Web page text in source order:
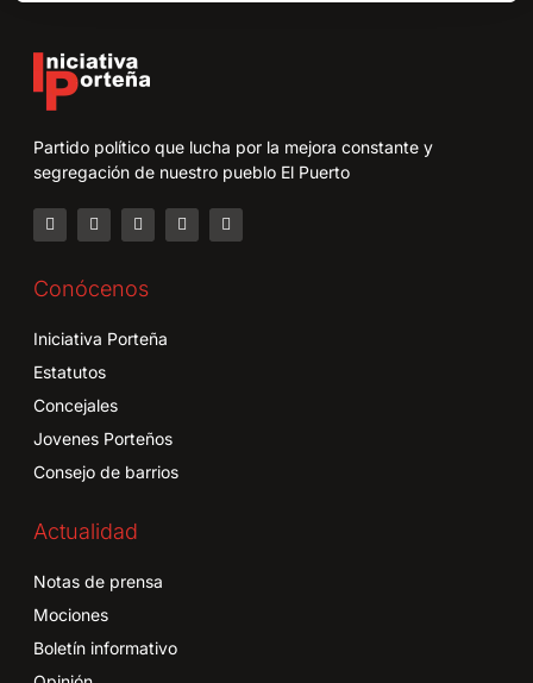
Partido político que lucha por la mejora constante y
segregación de nuestro pueblo El Puerto
Conócenos
Iniciativa Porteña
Estatutos
Concejales
Jovenes Porteños
Consejo de barrios
Actualidad
Notas de prensa
Mociones
Boletín informativo